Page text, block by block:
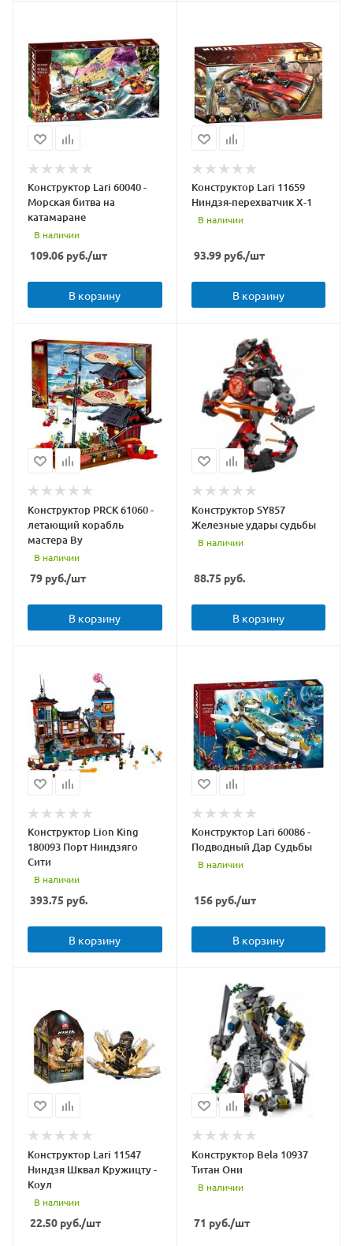
Конструктор Lari 60040 -
Морская битва на
катамаране
В наличии
109.06 руб./шт
В корзину
Конструктор Lari 11659
Ниндзя-перехватчик Х-1
В наличии
93.99руб./шт
В корзину
Конструктор PRCK 61060 -
летающий корабль
мастера Ву
В наличии
79 руб./шт
В корзину
Конструктор SY857
Железные удары судьбы
В наличии
88.75 руб.
В корзину
Конструктор Lion King
180093 Порт Ниндзяго
Сити
В наличии
393.75 руб.
В корзину
Конструктор Lari 60086 -
Подводный Дар Судьбы
В наличии
156руб./шт
В корзину
Конструктор Lari 11547
Ниндзя Шквал Кружицту -
Коул
В наличии
22.50 руб./шт
Конструктор Bela 10937
Титан Они
В наличии
71 руб./шт